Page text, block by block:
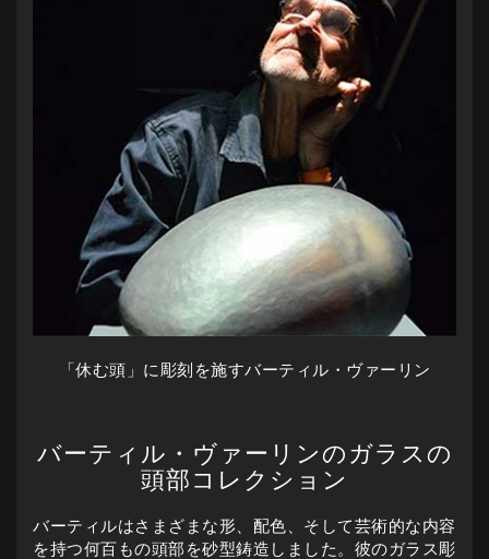
「休む頭」に彫刻を施すバーティル・ヴァーリン
バーティル・ヴァーリンのガラスの
頭部コレクション
バーティルはさまざまな形、配色、そして芸術的な内容
を持つ何百もの頭部を砂型鋳造しました。彼のガラス彫